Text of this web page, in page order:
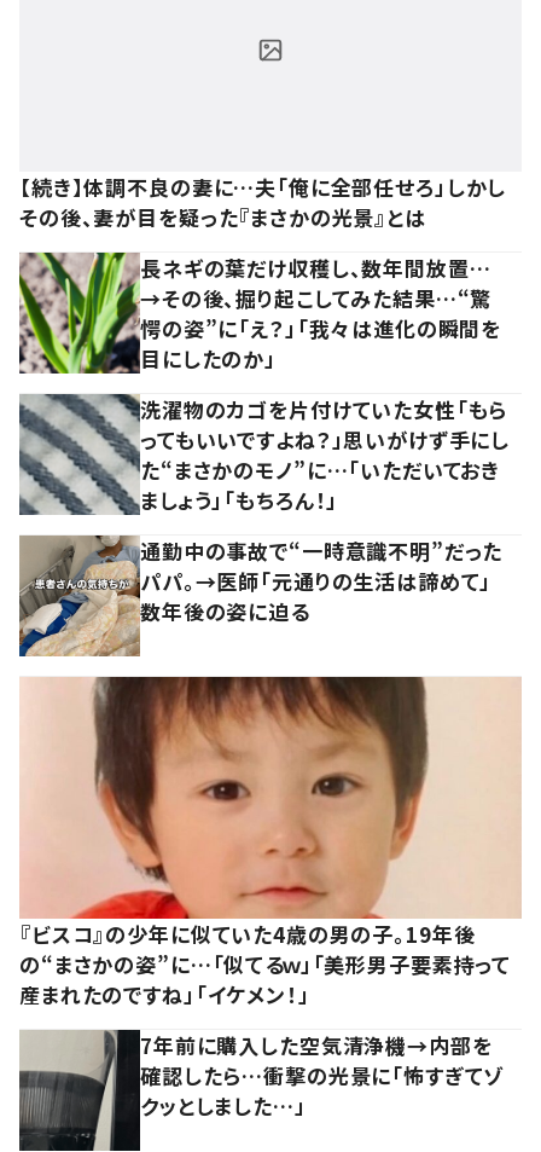
【続き】体調不良の妻に…夫「俺に全部任せろ」しかし
その後、妻が目を疑った『まさかの光景』とは
長ネギの葉だけ収穫し、数年間放置…
→その後、掘り起こしてみた結果…“驚
愕の姿”に「え？」「我々は進化の瞬間を
目にしたのか」
洗濯物のカゴを片付けていた女性「もら
ってもいいですよね？」思いがけず手にし
た“まさかのモノ”に…「いただいておき
ましょう」「もちろん！」
通勤中の事故で“一時意識不明”だった
パパ。→医師「元通りの生活は諦めて」
数年後の姿に迫る
『ビスコ』の少年に似ていた4歳の男の子。19年後
の“まさかの姿”に…「似てるｗ」「美形男子要素持って
産まれたのですね」「イケメン！」
7年前に購入した空気清浄機→内部を
確認したら…衝撃の光景に「怖すぎてゾ
クッとしました…」